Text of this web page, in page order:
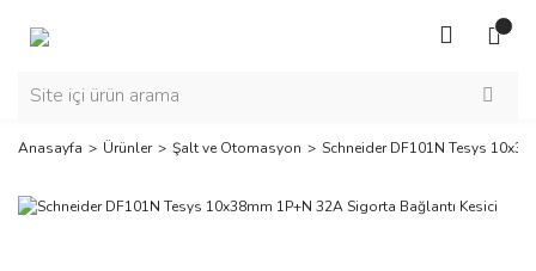
Anasayfa Ürünler Şalt ve Otomasyon Schneider DF101N Tesys